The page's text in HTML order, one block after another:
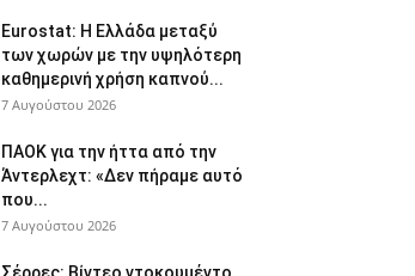
Eurostat: Η Ελλάδα μεταξύ
των χωρών με την υψηλότερη
καθημερινή χρήση καπνού...
7 Αυγούστου 2026
ΠΑΟΚ για την ήττα από την
Άντερλεχτ: «Δεν πήραμε αυτό
που...
7 Αυγούστου 2026